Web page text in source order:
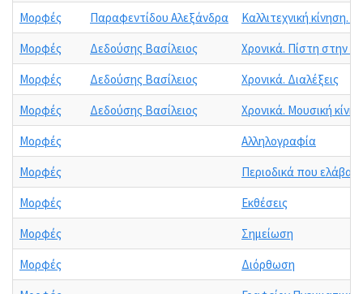
Μορφές
Παραφεντίδου Αλεξάνδρα
Καλλιτεχνική κίνηση.
Μορφές
Δεδούσης Βασίλειος
Χρονικά. Πίστη στην
Μορφές
Δεδούσης Βασίλειος
Χρονικά. Διαλέξεις
Μορφές
Δεδούσης Βασίλειος
Χρονικά. Μουσική
Μορφές
Αλληλογραφία
Μορφές
Περιοδικά που
Μορφές
Εκθέσεις
Μορφές
Σημείωση
Μορφές
Διόρθωση